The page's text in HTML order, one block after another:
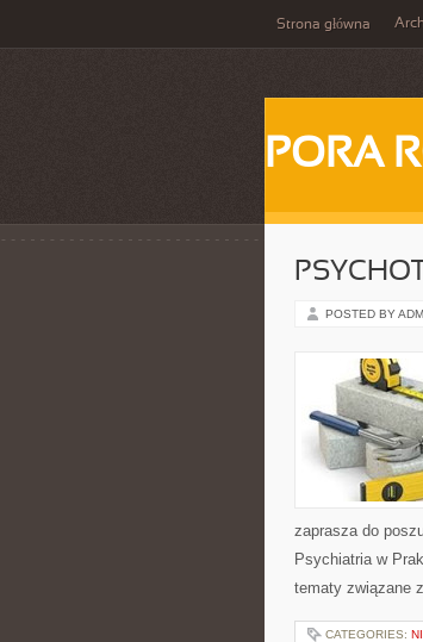
Strona główna
PORA
POSTED BY
zaprasza do
Psychiatria w
tematy związane
CATEGORIES: